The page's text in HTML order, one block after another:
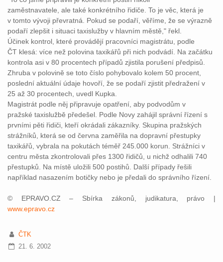
zaměstnavatele, ale také konkrétního řidiče. To je věc, která je
v tomto vývoji převratná. Pokud se podaří, věříme, že se výrazně
podaří zlepšit i situaci taxislužby v hlavním městě," řekl.
Účinek kontrol, které provádějí pracovníci magistrátu, podle
ČT klesá: více než polovina taxikářů při nich podvádí. Na začátku
kontrola asi v 80 procentech případů zjistila porušení předpisů.
Zhruba v polovině se toto číslo pohybovalo kolem 50 procent,
poslední aktuální údaje hovoří, že se podaří zjistit předražení v
25 až 30 procentech, uvedl Kupka.
Magistrát podle něj připravuje opatření, aby podvodům v
pražské taxislužbě předešel. Podle Novy zahájil správní řízení s
prvními pěti řidiči, kteří okrádali zákazníky. Skupina pražských
strážníků, která se od června zaměřila na dopravní přestupky
taxikářů, vybrala na pokutách téměř 245.000 korun. Strážníci v
centru města zkontrolovali přes 1300 řidičů, u nichž odhalili 740
přestupků. Na místě uložili 500 postihů. Další případy řešili
například nasazením botičky nebo je předali do správního řízení.
© EPRAVO.CZ – Sbírka zákonů, judikatura, právo |
www.epravo.cz
ČTK
21. 6. 2002